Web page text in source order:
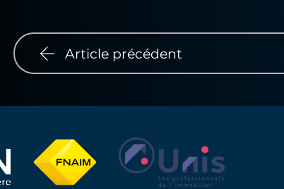
Article précédent